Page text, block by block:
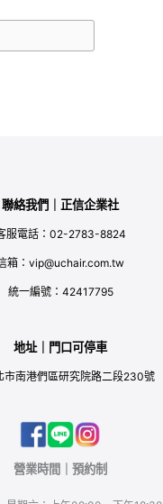
聯絡我們｜正信企業社
服電話：02-2783-8824
箱：vip@uchair.com.tw
統一編號：42417795
地址｜門口可停車
市南港們區研究院路二段230號
營業時間｜預約制